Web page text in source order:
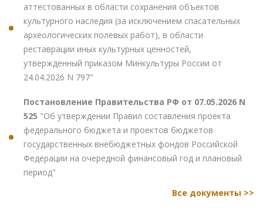
аттестованных в области сохранения объектов
культурного наследия (за исключением спасательных
археологических полевых работ), в области
реставрации иных культурных ценностей,
утвержденный приказом Минкультуры России от
24.04.2026 N 797"
Постановление Правительства РФ от 07.05.2026 N
525 "Об утверждении Правил составления проекта
федерального бюджета и проектов бюджетов
государственных внебюджетных фондов Российской
Федерации на очередной финансовый год и плановый
период"
Все документы >>